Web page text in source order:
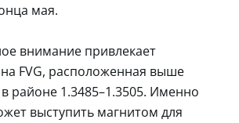
мая.
внимание привлекает
FVG, расположенная выше
районе 1.3485–1.3505. Именно
выступить магнитом для